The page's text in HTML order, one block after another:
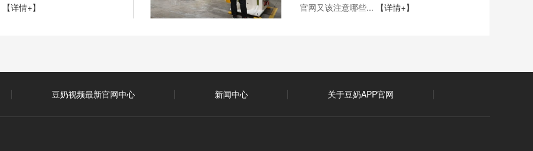
【详情+】
官网又该注意哪些...
【详情+】
豆奶视频最新官网中心 新闻中心 关于豆奶APP官网